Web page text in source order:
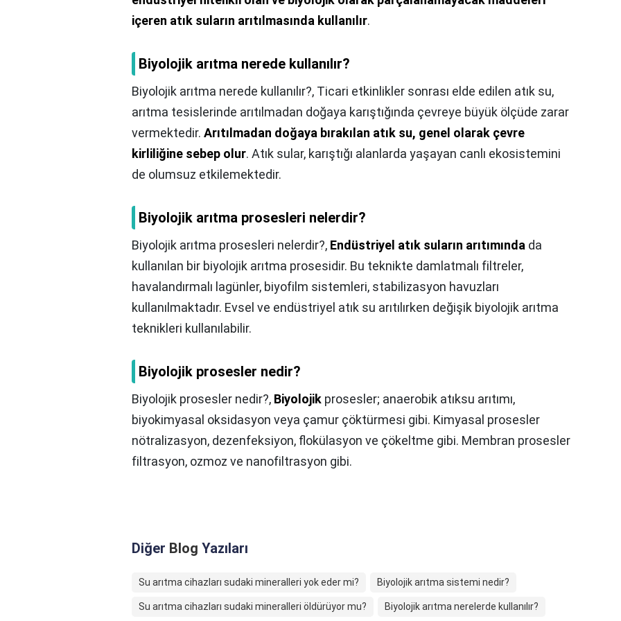
içeren atık suların arıtılmasında kullanılır.
Biyolojik arıtma nerede kullanılır?
Biyolojik arıtma nerede kullanılır?, Ticari etkinlikler sonrası elde edilen atık su,
arıtma tesislerinde arıtılmadan doğaya karıştığında çevreye büyük ölçüde zarar
vermektedir. Arıtılmadan doğaya bırakılan atık su, genel olarak çevre
kirliliğine sebep olur. Atık sular, karıştığı alanlarda yaşayan canlı ekosistemini
de olumsuz etkilemektedir.
Biyolojik arıtma prosesleri nelerdir?
Biyolojik arıtma prosesleri nelerdir?, Endüstriyel atık suların arıtımında da
kullanılan bir biyolojik arıtma prosesidir. Bu teknikte damlatmalı filtreler,
havalandırmalı lagünler, biyofilm sistemleri, stabilizasyon havuzları
kullanılmaktadır. Evsel ve endüstriyel atık su arıtılırken değişik biyolojik arıtma
teknikleri kullanılabilir.
Biyolojik prosesler nedir?
Biyolojik prosesler nedir?, Biyolojik prosesler; anaerobik atıksu arıtımı,
biyokimyasal oksidasyon veya çamur çöktürmesi gibi. Kimyasal prosesler
nötralizasyon, dezenfeksiyon, flokülasyon ve çökeltme gibi. Membran prosesler
filtrasyon, ozmoz ve nanofiltrasyon gibi.
Diğer Blog Yazıları
Su arıtma cihazları sudaki mineralleri yok eder mi? Biyolojik arıtma sistemi nedir?
Su arıtma cihazları sudaki mineralleri öldürüyor mu? Biyolojik arıtma nerelerde kullanılır?